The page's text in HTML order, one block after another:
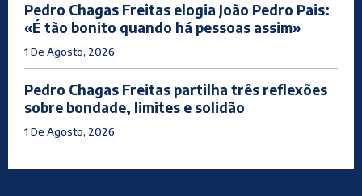
Pedro Chagas Freitas elogia João Pedro Pais:
«É tão bonito quando há pessoas assim»
1 De Agosto, 2026
Pedro Chagas Freitas partilha três reflexões
sobre bondade, limites e solidão
1 De Agosto, 2026